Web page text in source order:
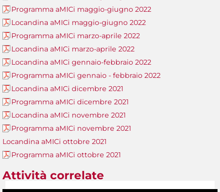
Programma aMICi maggio-giugno 2022
Locandina aMICi maggio-giugno 2022
Programma aMICi marzo-aprile 2022
Locandina aMICi marzo-aprile 2022
Locandina aMICi gennaio-febbraio 2022
Programma aMICi gennaio - febbraio 2022
Locandina aMICi dicembre 2021
Programma aMICi dicembre 2021
Locandina aMICi novembre 2021
Programma aMICi novembre 2021
Locandina aMICi ottobre 2021
Programma aMICi ottobre 2021
Attività correlate